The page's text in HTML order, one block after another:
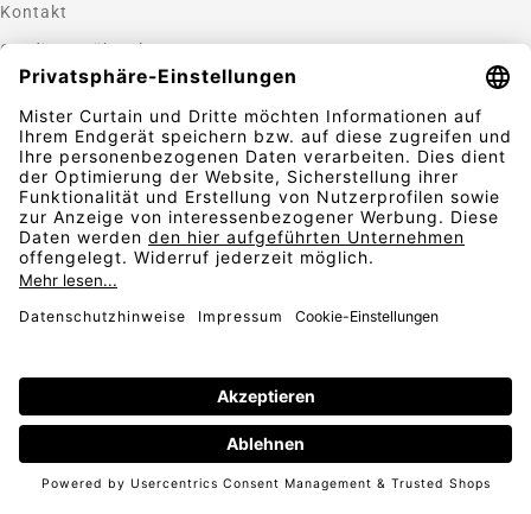
Kontakt
Gardinen nähen lassen
Zahlungsmethoden
Sicherheit
AGBWiderrufsbelehrung
Impressum
© 2026
* inkl. 19 % MwSt.,inkl. Versandkosten